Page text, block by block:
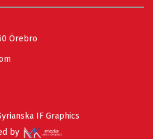
Örebro
IF Graphics
by